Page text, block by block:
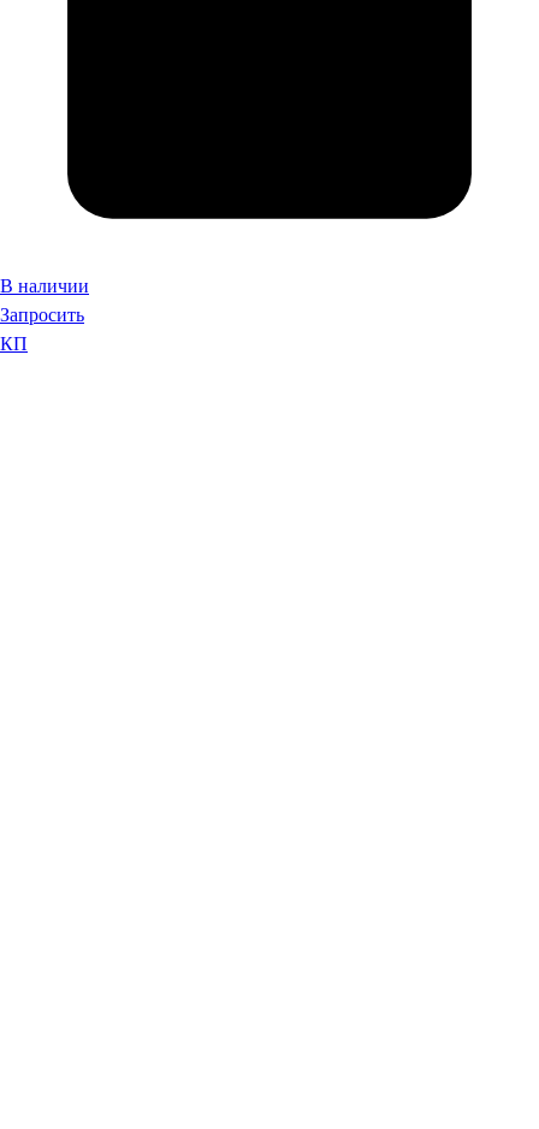
В наличии
Запросить
КП